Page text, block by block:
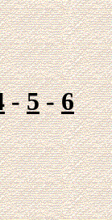
-5-6